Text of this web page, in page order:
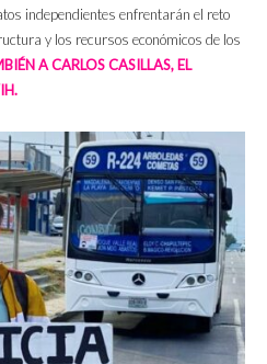
independientes enfrentarán el reto
y los recursos económicos de los
A CARLOS CASILLAS, EL